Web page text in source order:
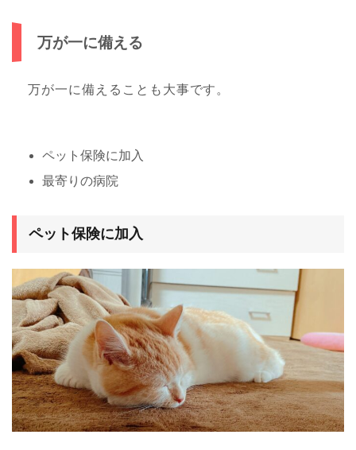
万が一に備える
万が一に備えることも大事です。
ペット保険に加入
最寄りの病院
ペット保険に加入